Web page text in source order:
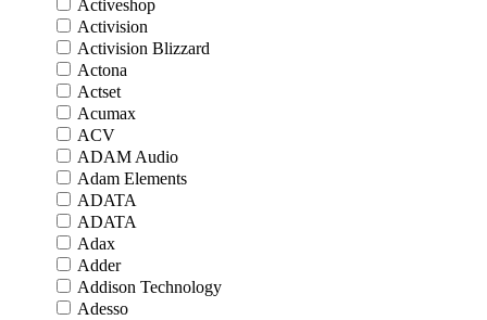
Activeshop
Activision
Activision Blizzard
Actona
Actset
Acumax
ACV
ADAM Audio
Adam Elements
ADATA
ADATA
Adax
Adder
Addison Technology
Adesso